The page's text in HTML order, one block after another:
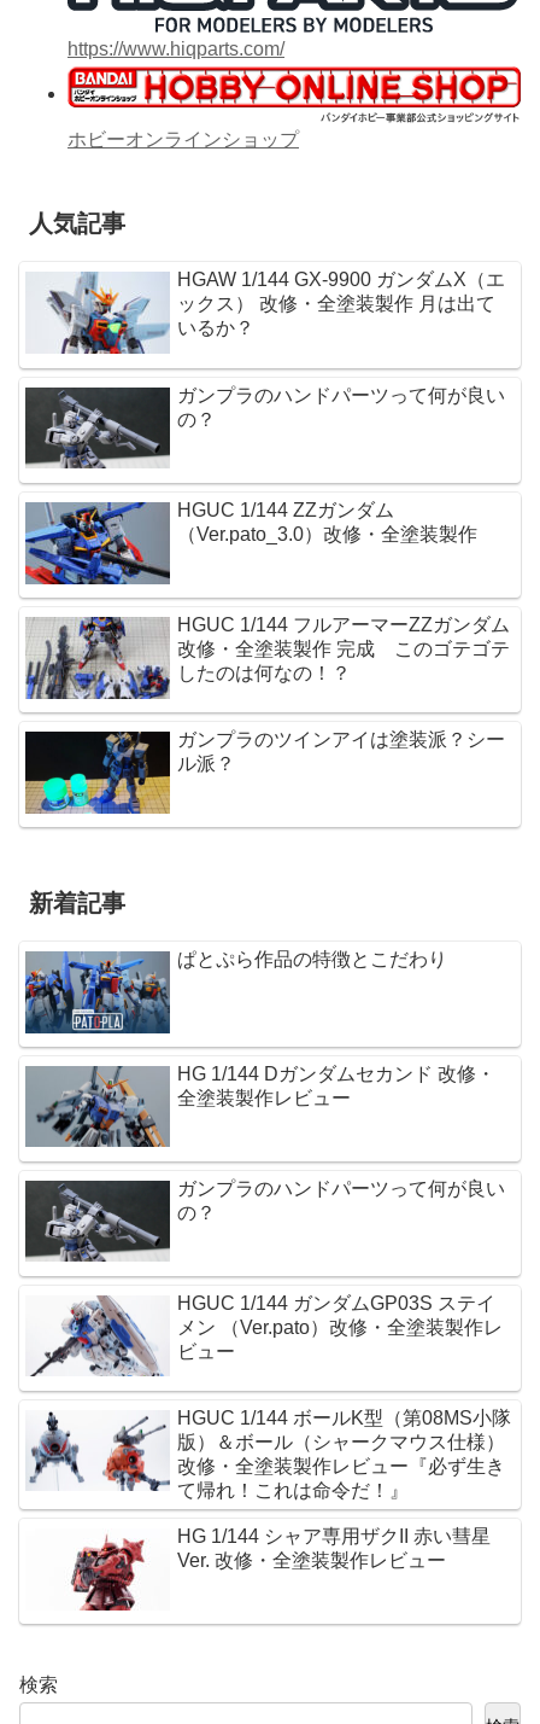
https://www.hiqparts.com/
ホビーオンラインショップ
人気記事
HGAW 1/144 GX-9900 ガンダムX（エ
ックス） 改修・全塗装製作 月は出て
いるか？
ガンプラのハンドパーツって何が良い
の？
HGUC 1/144 ZZガンダム
（Ver.pato_3.0）改修・全塗装製作
HGUC 1/144 フルアーマーZZガンダム
改修・全塗装製作 完成 このゴテゴテ
したのは何なの！？
ガンプラのツインアイは塗装派？シー
ル派？
新着記事
ぱとぷら作品の特徴とこだわり
HG 1/144 Dガンダムセカンド 改修・
全塗装製作レビュー
ガンプラのハンドパーツって何が良い
の？
HGUC 1/144 ガンダムGP03S ステイ
メン （Ver.pato）改修・全塗装製作レ
ビュー
HGUC 1/144 ボールK型（第08MS小隊
版）＆ボール（シャークマウス仕様）
改修・全塗装製作レビュー『必ず生き
て帰れ！これは命令だ！』
HG 1/144 シャア専用ザクII 赤い彗星
Ver. 改修・全塗装製作レビュー
検索